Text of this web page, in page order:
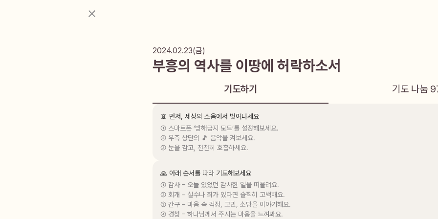
2024.02.23(금)
부흥의 역사를 이땅에 허락하소서
기도하기 기도 나눔
📵 먼저, 세상의 소음에서 벗어나세요
① 스마트폰 ‘방해금지 모드’를 설정해보세요.
② 우측 상단의 🎵 음악을 켜보세요.
③ 눈을 감고, 천천히 호흡하세요.
🙏 아래 순서를 따라 기도해보세요
① 감사 – 오늘 있었던 감사한 일을 떠올려요.
② 회개 – 실수나 죄가 있다면 솔직히 고백해요.
③ 간구 – 마음 속 걱정, 고민, 소망을 이야기해요.
④ 경청 – 하나님께서 주시는 마음을 느껴봐요.